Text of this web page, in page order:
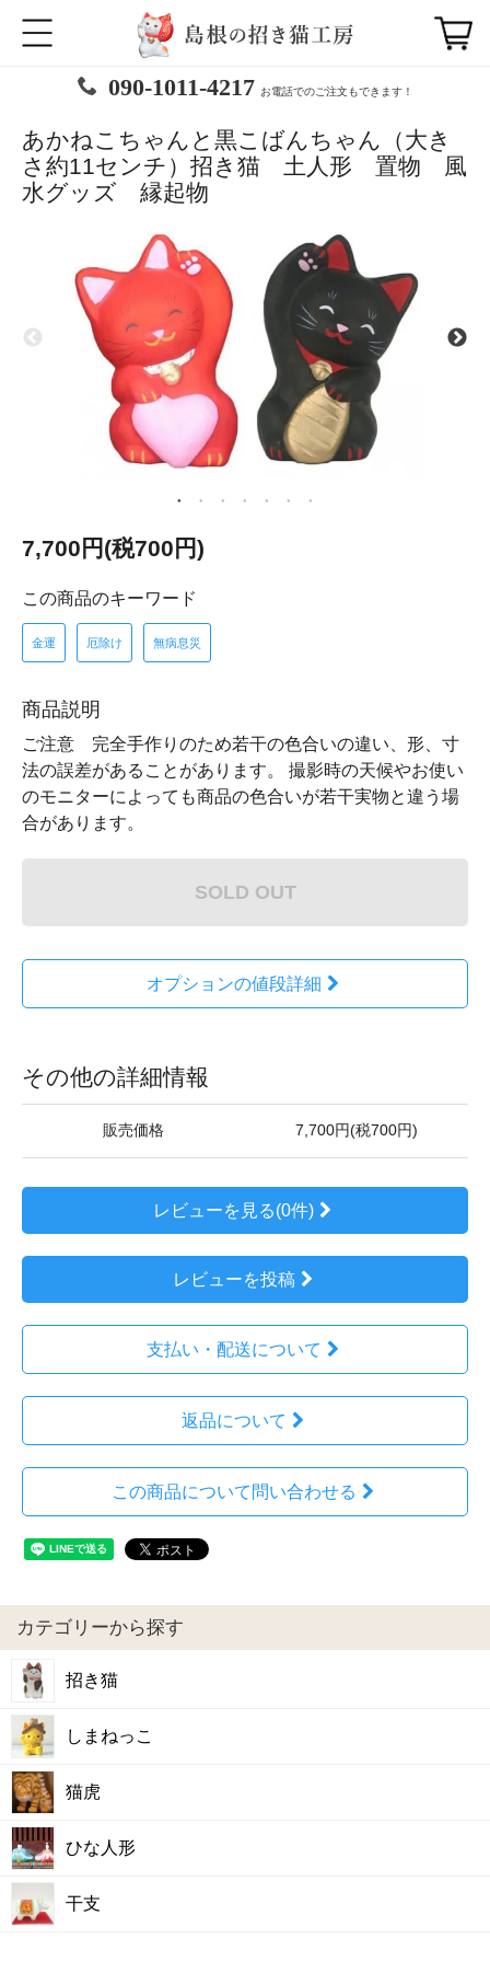
090-1011-4217 お電話でのご注文もできます！
あかねこちゃんと黒こばんちゃん（大き
さ約11センチ）招き猫 土人形 置物 風
水グッズ 縁起物
7,700円(税700円)
この商品のキーワード
金運 厄除け 無病息災
商品説明
ご注意 完全手作りのため若干の色合いの違い、形、寸
法の誤差があることがあります。 撮影時の天候やお使い
のモニターによっても商品の色合いが若干実物と違う場
合があります。
SOLD OUT
オプションの値段詳細
その他の詳細情報
販売価格 7,700円(税700円)
レビューを見る(0件)
レビューを投稿
支払い・配送について
返品について
この商品について問い合わせる
カテゴリーから探す
招き猫
しまねっこ
猫虎
ひな人形
干支